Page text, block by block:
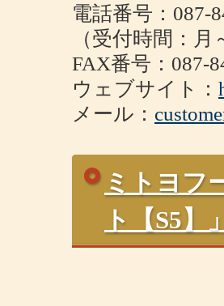
電話番号：087-
（受付時間：
FAX番号：087-
ウェブサイト：
メール：
ミトヨフ
ト【S5